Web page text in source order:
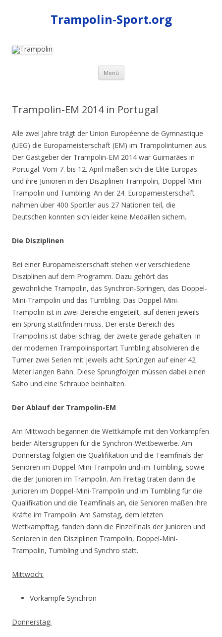
Trampolin-Sport.org
Menü Zum
springen
Trampolin-EM 2014 in Portugal
Alle zwei Jahre trägt der Union Européenne de Gymnastique
(UEG) die Europameisterschaft (EM) im Trampolinturnen aus.
Der Gastgeber der Trampolin-EM 2014 war Guimarães in
Portugal. Vom 7. bis 12. April maßen sich die Elite Europas
und ihre Junioren in den Disziplinen Trampolin, Doppel-Mini-
Trampolin und Tumbling. An der 24. Europameisterschaft
nahmen über 400 Sportler aus 27 Nationen teil, die
Deutschen konnten sich leider keine Medaillen sichern.
Die Disziplinen
Bei einer Europameisterschaft stehen vier verschiedene
Disziplinen auf dem Programm. Dazu gehört das
gewöhnliche Trampolin, das Synchron-Springen, das Doppel-
Mini-Trampolin und das Tumbling. Das Doppel-Mini-
Trampolin ist in zwei Bereiche eingeteilt, auf denen jeweils
ein Sprung stattfinden muss. Der erste Bereich des
Trampolins ist dabei schräg, der zweite gerade gehalten. In
der modernen Trampolinsportart Tumbling absolvieren die
Turner zwei Serien mit jeweils acht Sprüngen auf einer 42
Meter langen Bahn. Diese Sprungfolgen müssen dabei einen
Salto und eine Schraube beinhalten.
Der Ablauf der Trampolin-EM
Am Mittwoch begannen die Wettkämpfe mit den Vorkämpfen
beider Altersgruppen für die Synchron-Wettbewerbe. Am
Donnerstag folgten die Qualifikation und die Teamfinals der
Senioren im Doppel-Mini-Trampolin und im Tumbling, sowie
die der Junioren im Trampolin. Am Freitag traten dann die
Junioren im Doppel-Mini-Trampolin und im Tumbling für die
Qualifikation und die Teamfinals an, die Senioren maßen ihre
Kräfte im Trampolin. Am Samstag, dem letzten
Wettkampftag, fanden dann die Einzelfinals der Junioren und
Senioren in den Disziplinen Trampolin, Doppel-Mini-
Trampolin, Tumbling und Synchro statt.
Mittwoch:
Vorkämpfe Synchron
Donnerstag: